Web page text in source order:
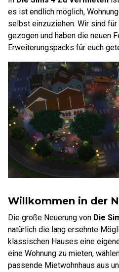
es ist endlich möglich,
selbst einzuziehen. Wir sind für
gezogen und haben die neuen
Erweiterungspacks für euch
Willkommen in der
Die große Neuerung von Die
natürlich die lang ersehnte
klassischen Hauses eine
eine Wohnung zu mieten,
passende Mietwohnhaus aus